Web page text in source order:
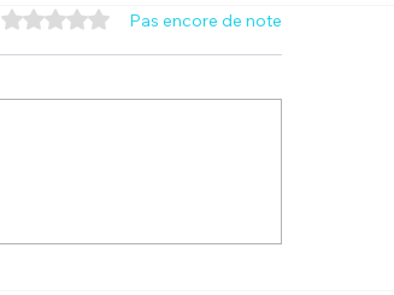
Noté 0 étoile sur 5.Pas encore de note